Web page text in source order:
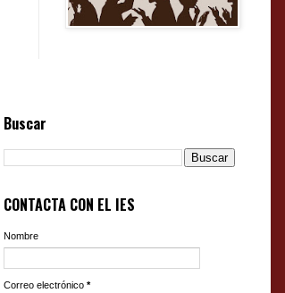
Buscar
CONTACTA CON EL IES
Nombre
Correo electrónico *